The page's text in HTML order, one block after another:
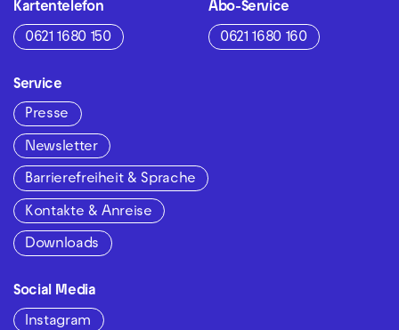
Kartentelefon
0621 1680 150
Abo-Service
0621 1680 160
Service
Presse
Newsletter
Barrierefreiheit & Sprache
Kontakte & Anreise
Downloads
Social Media
Instagram